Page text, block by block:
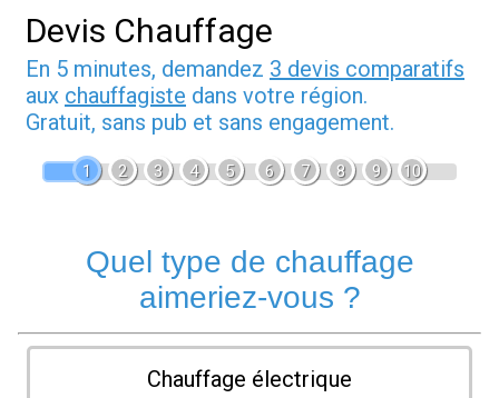
Devis Chauffage
En 5 minutes, demandez 3 devis comparatifs
aux chauffagiste dans votre région.
Gratuit, sans pub et sans engagement.
1 2 3 4 5 6 7 8 9 10
Quel type de chauffage
aimeriez-vous ?
Chauffage électrique